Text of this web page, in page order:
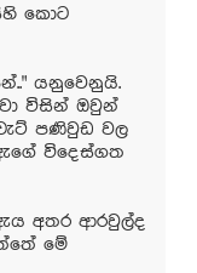
කොට
යනුවෙනුයි.
විසින් ඔවුන්
පණිවුඩ වල
විදෙස්ගත
අතර ආරවුල්ද
මේ